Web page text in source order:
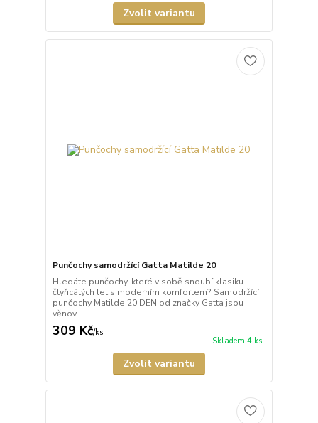
Zvolit variantu
Punčochy samodržící Gatta Matilde 20
Hledáte punčochy, které v sobě snoubí klasiku
čtyřicátých let s moderním komfortem? Samodržící
punčochy Matilde 20 DEN od značky Gatta jsou
věnov...
309 Kč/ks
Skladem 4 ks
Zvolit variantu